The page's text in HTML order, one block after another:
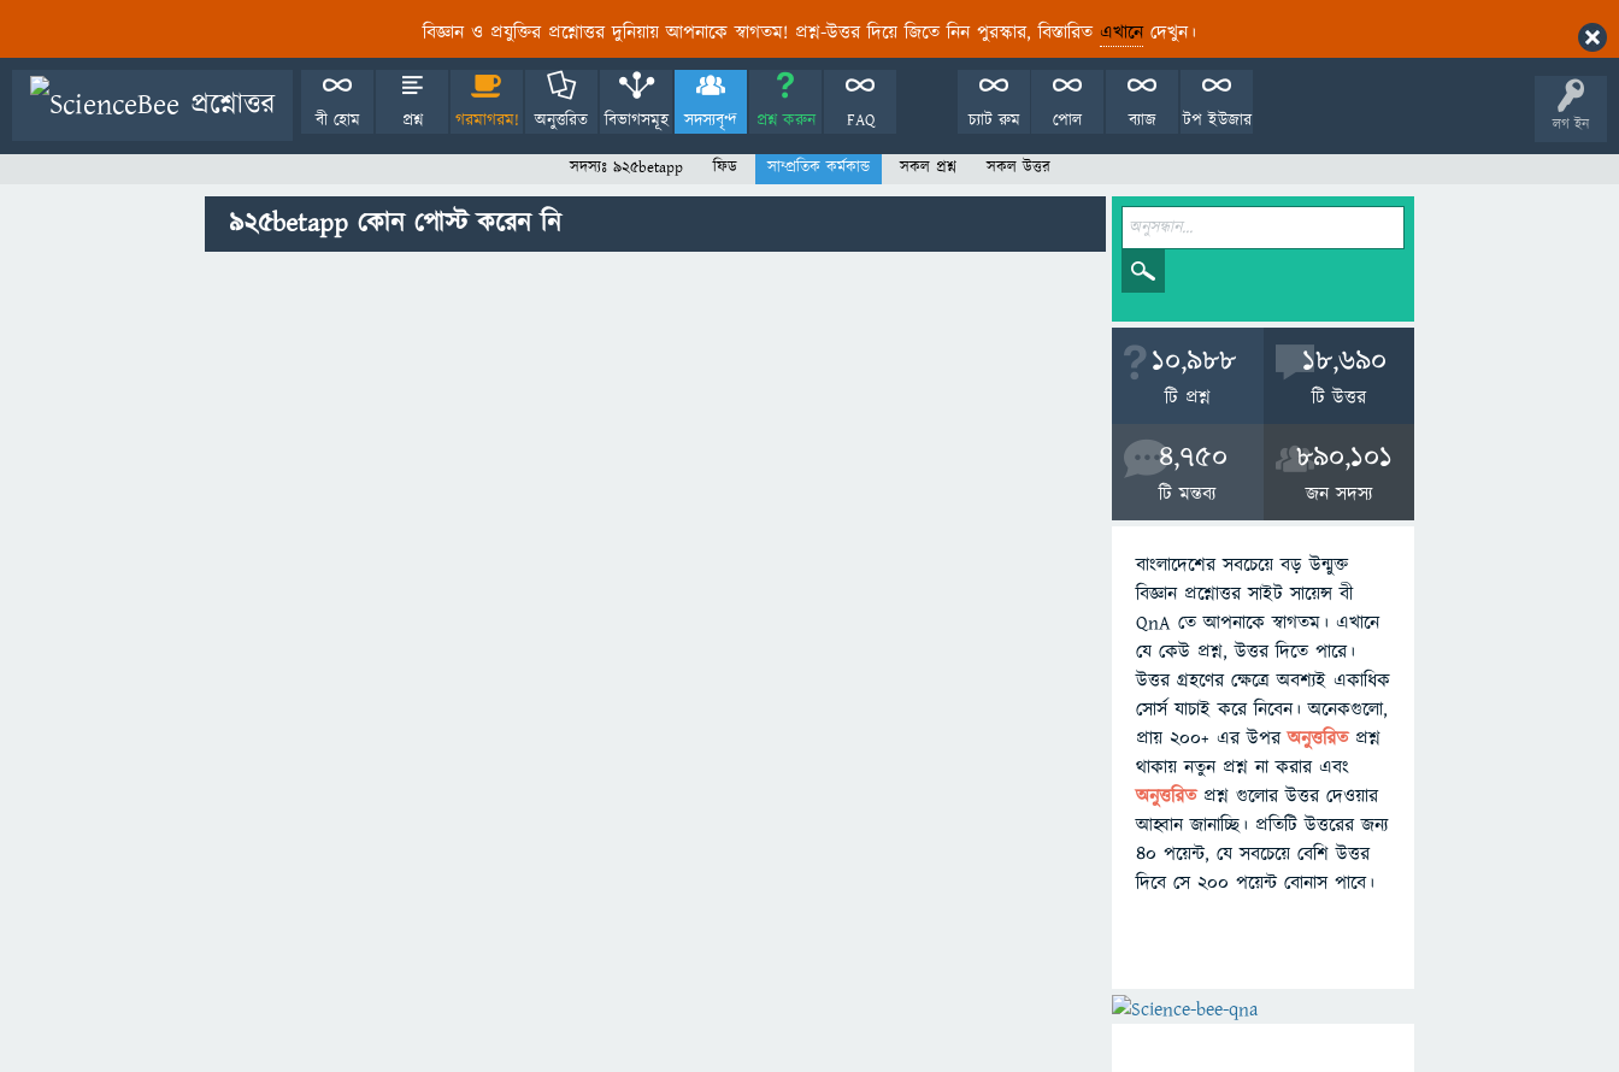
বিজ্ঞান ও প্রযুক্তির প্রশ্নোত্তর দুনিয়ায় আপনাকে স্বাগতম! প্রশ্ন-উত্তর দিয়ে জিতে নিন পুরস্কার, বিস্তারিত এখানেদেখুন।
লগ ইন
বী হোম প্রশ্ন গরমাগরম! অনুত্তরিত বিভাগসমূহ সদস্যবৃন্দ প্রশ্ন করুন FAQ টপ ইউজার
ব্যাজ
পোল
চ্যাট রুম
সদস্যঃ 925betapp ফিড সাম্প্রতিক কর্মকান্ড সকল প্রশ্ন সকল উত্তর
925betapp কোন পোস্ট করেন নি
10,988
টি প্রশ্ন
18,690
টি উত্তর
4,750
টি মন্তব্য
890,101
জন সদস্য
বাংলাদেশের সবচেয়ে বড় উন্মুক্ত
বিজ্ঞান প্রশ্নোত্তর সাইট সায়েন্স বী
QnA তে আপনাকে স্বাগতম। এখানে
যে কেউ প্রশ্ন, উত্তর দিতে পারে।
উত্তর গ্রহণের ক্ষেত্রে অবশ্যই একাধিক
সোর্স যাচাই করে নিবেন। অনেকগুলো,
প্রায় ২০০+ এর উপরঅনুত্তরিতপ্রশ্ন
থাকায় নতুন প্রশ্ন না করার এবং
অনুত্তরিত প্রশ্ন গুলোর উত্তর দেওয়ার
আহ্বান জানাচ্ছি। প্রতিটি উত্তরের জন্য
৪০ পয়েন্ট, যে সবচেয়ে বেশি উত্তর
দিবে সে ২০০ পয়েন্ট বোনাস পাবে।